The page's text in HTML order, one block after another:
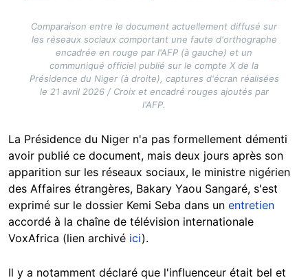
Comparaison entre le document actuellement diffusé sur
les réseaux sociaux comportant une faute d'orthographe
encadrée en rouge par l'AFP (à gauche) et un
communiqué officiel publié sur le compte X de la
Présidence du Niger (à droite), captures d'écran réalisées
le 21 avril 2026 / Croix et encadré rouges ajoutés par
l'AFP.
La Présidence du Niger n'a pas formellement démenti
avoir publié ce document, mais deux jours après son
apparition sur les réseaux sociaux, le ministre nigérien
des Affaires étrangères, Bakary Yaou Sangaré, s'est
exprimé sur le dossier Kemi Seba dans un entretien
accordé à la chaîne de télévision internationale
VoxAfrica (lien archivé ici).
Il y a notamment déclaré que l'influenceur était bel et